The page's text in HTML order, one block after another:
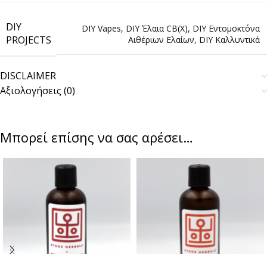
DIY
PROJECTS
DIY Vapes, DIY Έλαια CB(X), DIY Εντομοκτόνα
Αιθέριων Ελαίων, DIY Καλλυντικά
DISCLAIMER
Αξιολογήσεις (0)
Μπορεί επίσης να σας αρέσει…